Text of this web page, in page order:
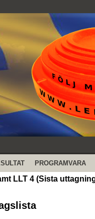
PROGRAMVARA
LLT 4 (Sista